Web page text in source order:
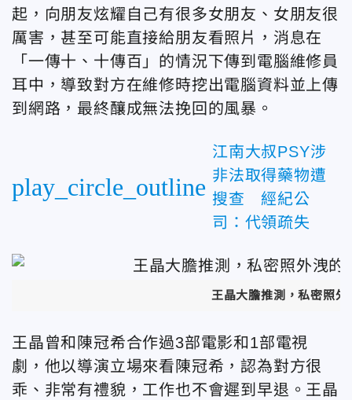
起，向朋友炫耀自己有很多女朋友、女朋友很
厲害，甚至可能直接給朋友看照片，消息在
「一傳十、十傳百」的情況下傳到電腦維修員
耳中，導致對方在維修時挖出電腦資料並上傳
到網路，最終釀成無法挽回的風暴。
play_circle_outline
江南大叔PSY涉
非法取得藥物遭
搜查 經紀公
司：代領疏失
王晶大膽推測，私密照
王晶曾和陳冠希合作過3部電影和1部電視
劇，他以導演立場來看陳冠希，認為對方很
乖、非常有禮貌，工作也不會遲到早退。王晶